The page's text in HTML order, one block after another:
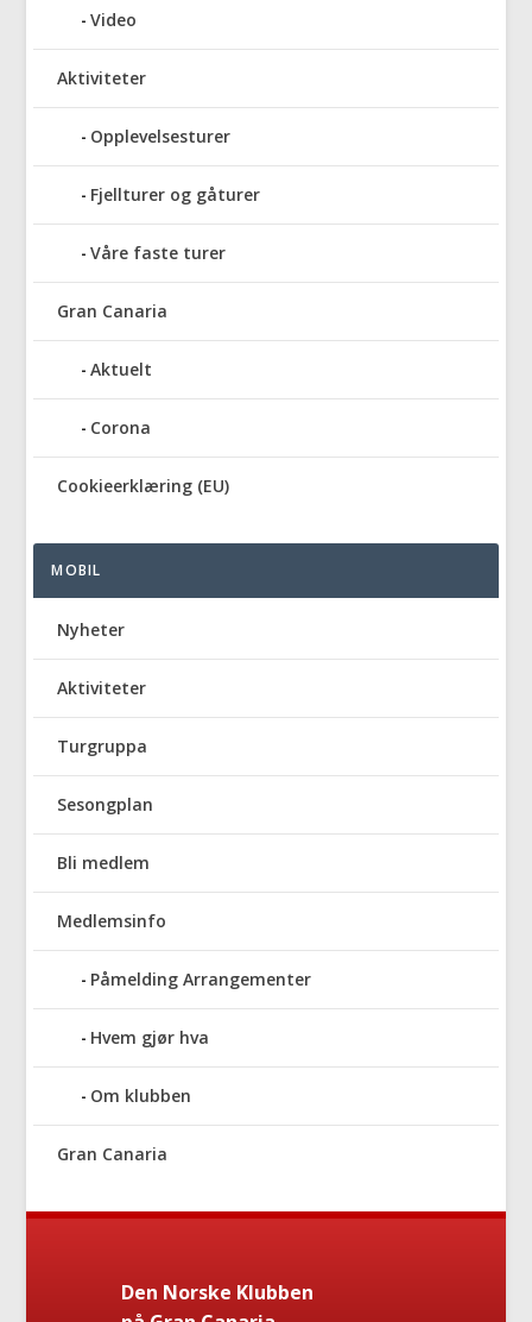
Video
Aktiviteter
Opplevelsesturer
Fjellturer og gåturer
Våre faste turer
Gran Canaria
Aktuelt
Corona
Cookieerklæring (EU)
MOBIL
Nyheter
Aktiviteter
Turgruppa
Sesongplan
Bli medlem
Medlemsinfo
Påmelding Arrangementer
Hvem gjør hva
Om klubben
Gran Canaria
Den Norske Klubben